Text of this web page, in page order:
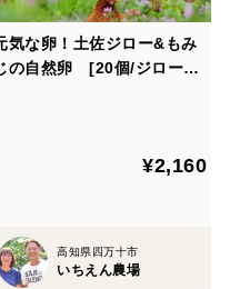
気な卵！土佐ジロー&もみ
の自然卵 [20個/ジロー10
¥2,160
高知県四万十市
いちえん農場